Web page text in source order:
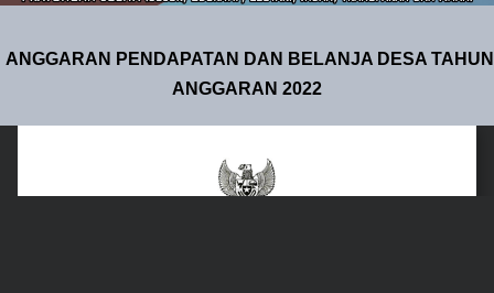
ANGGARAN PENDAPATAN DAN BELANJA DESA TAHUN
ANGGARAN 2022